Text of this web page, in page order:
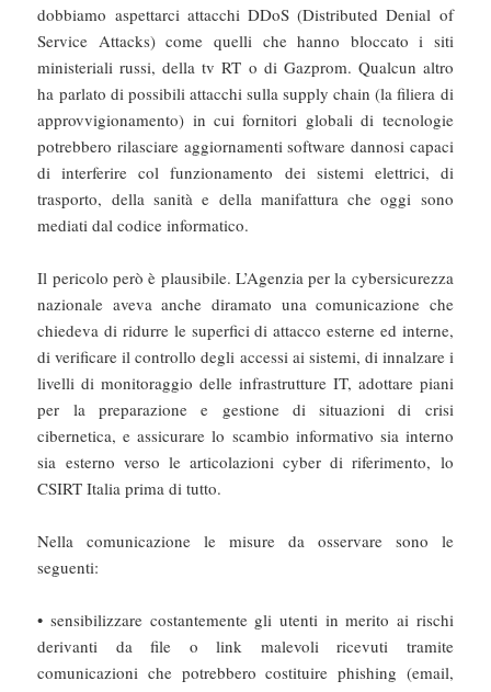
dobbiamo aspettarci attacchi DDoS (Distributed Denial of
Service Attacks) come quelli che hanno bloccato i siti
ministeriali russi, della tv RT o di Gazprom. Qualcun altro
ha parlato di possibili attacchi sulla supply chain (la filiera di
approvvigionamento) in cui fornitori globali di tecnologie
potrebbero rilasciare aggiornamenti software dannosi capaci
di interferire col funzionamento dei sistemi elettrici, di
trasporto, della sanità e della manifattura che oggi sono
mediati dal codice informatico.
Il pericolo però è plausibile. L’Agenzia per la cybersicurezza
nazionale aveva anche diramato una comunicazione che
chiedeva di ridurre le superfici di attacco esterne ed interne,
di verificare il controllo degli accessi ai sistemi, di innalzare i
livelli di monitoraggio delle infrastrutture IT, adottare piani
per la preparazione e gestione di situazioni di crisi
cibernetica, e assicurare lo scambio informativo sia interno
sia esterno verso le articolazioni cyber di riferimento, lo
CSIRT Italia prima di tutto.
Nella comunicazione le misure da osservare sono le
seguenti:
• sensibilizzare costantemente gli utenti in merito ai rischi
derivanti da file o link malevoli ricevuti tramite
comunicazioni che potrebbero costituire phishing (email,